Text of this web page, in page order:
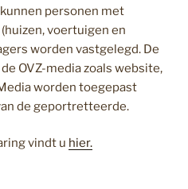
personen met
voertuigen en
worden vastgelegd. De
OVZ-media zoals website,
worden toegepast
de geportretteerde.
vindt u hier.